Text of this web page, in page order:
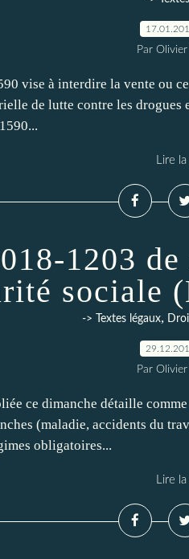
Par
vise à interdire la vente ou
de lutte contre les drogues
Lire
1203
sociale
-> Textes légaux,
Par
ce dimanche détaille
(maladie, accidents du
obligatoires...
Lire